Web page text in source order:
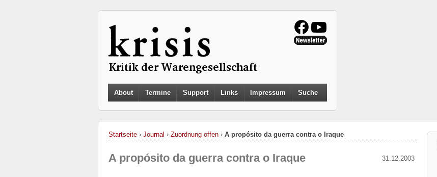
About Termine Support Links Impressum Suche
Startseite › Journal › Zuordnung offen › A propósito da guerra contra o Iraque
31.12.2003
A propósito da guerra contra o Iraque